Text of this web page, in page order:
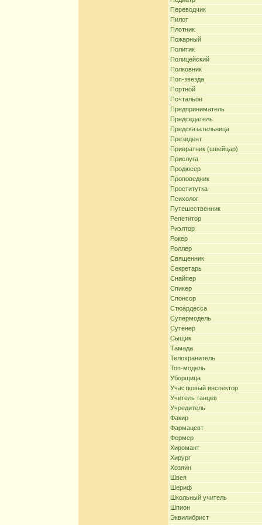
Переводчик
Пилот
Плотник
Пожарный
Политик
Полицейский
Полковник
Поп-звезда
Портной
Почтальон
Предприниматель
Председатель
Предсказательница
Президент
Привратник (швейцар)
Прислуга
Продюсер
Проповедник
Проститутка
Психолог
Путешественник
Репетитор
Риэлтор
Рокер
Роллер
Священник
Секретарь
Снайпер
Спикер
Спонсор
Стюардесса
Супермодель
Сутенер
Сыщик
Тамада
Телохранитель
Топ-модель
Уборщица
Участковый инспектор
Учитель танцев
Учредитель
Факир
Фармацевт
Фермер
Хиромант
Хирург
Хозяин
Швея
Шериф
Школьный учитель
Шпион
Эквилибрист